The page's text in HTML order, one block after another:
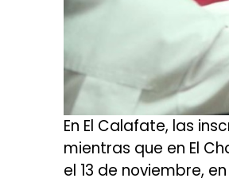
En El Calafate, las
mientras que en El
el 13 de noviembre,